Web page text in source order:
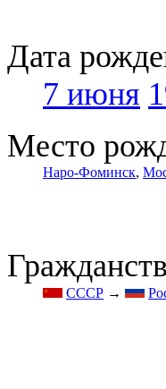
Дата
7 июня
Место
Наро-Фоминск,
СССР →